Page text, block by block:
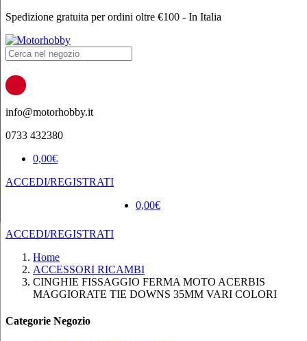
Spedizione gratuita per ordini oltre €100 - In Italia
Products
search
info@motorhobby.it
0733 432380
0,00€
ACCEDI/REGISTRATI
0,00€
ACCEDI/REGISTRATI
Home
ACCESSORI RICAMBI
CINGHIE FISSAGGIO FERMA MOTO ACERBIS
MAGGIORATE TIE DOWNS 35MM VARI COLORI
Categorie Negozio